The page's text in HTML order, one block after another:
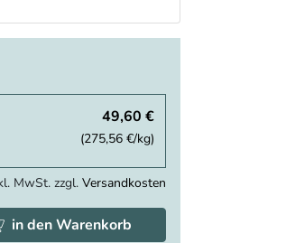
49,60 €
(275,56 €/kg)
MwSt. zzgl. Versandkosten
in den Warenkorb